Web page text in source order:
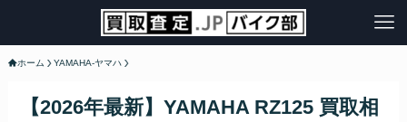
ホーム YAMAHA-ヤマハ
【2026年最新】YAMAHA RZ125 買取相